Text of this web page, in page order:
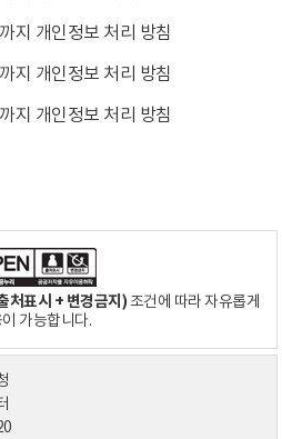
지 개인정보 처리 방침
지 개인정보 처리 방침
지 개인정보 처리 방침
처표시 + 변경금지)조건에 따라 자유롭게
가능합니다.